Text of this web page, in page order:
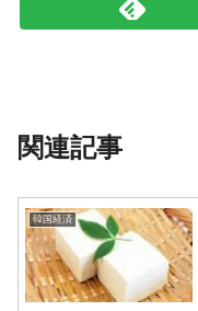
関連記事
韓国経済